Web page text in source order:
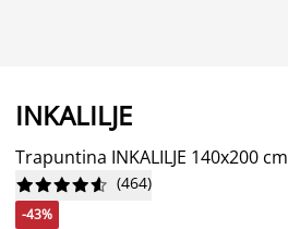
INKALILJE
Trapuntina INKALILJE 140x200 cm





 (464)
-43%